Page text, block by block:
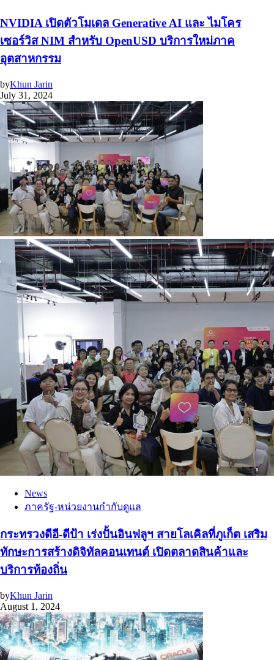
NVIDIA เปิดตัวโมเดล Generative AI และ ไมโคร
เซอร์วิส NIM สำหรับ OpenUSD บริการใหม่ภาค
อุตสาหกรรม
byKhun Jarin
July 31, 2024
News
ภาครัฐ-หน่วยงานกำกับดูแล
กระทรวงดีอี-ดีป้า เร่งปั้นอินฟลูฯ สายโลเคิลที่ภูเก็ต เสริม
ทักษะการสร้างดิจิทัลคอนเทนต์ เปิดตลาดสินค้าและ
บริการท้องถิ่น
byKhun Jarin
August 1, 2024